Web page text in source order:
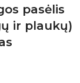
pasėlis
ir plaukų)